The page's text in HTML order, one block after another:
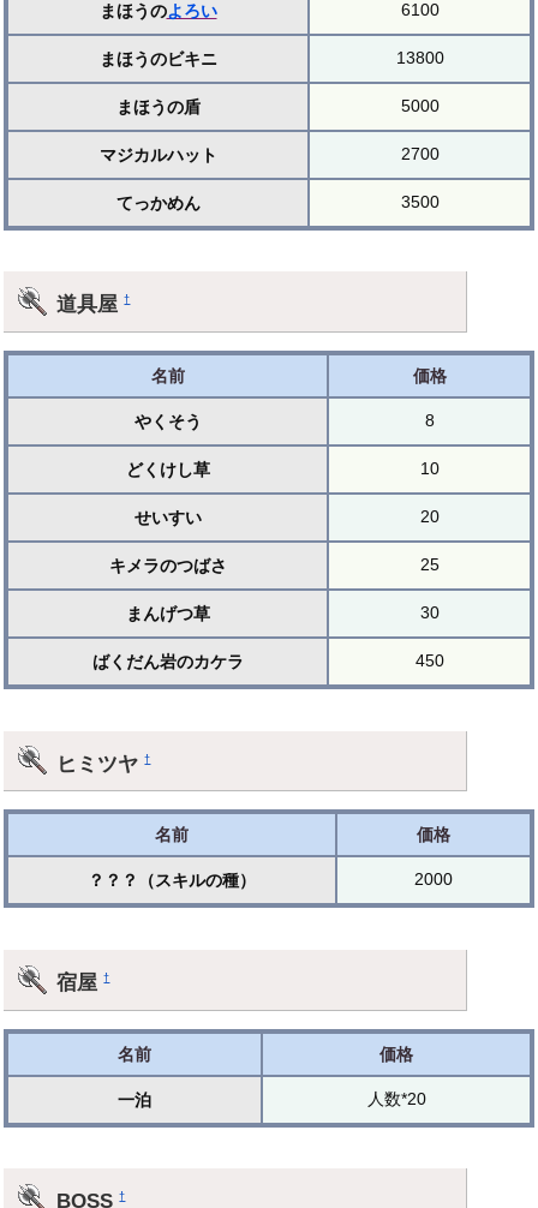
まほうのよろい 6100
まほうのビキニ 13800
まほうの盾 5000
マジカルハット 2700
てっかめん 3500
道具屋†
名前 価格
やくそう 8
どくけし草 10
せいすい 20
キメラのつばさ 25
まんげつ草 30
ばくだん岩のカケラ 450
ヒミツヤ†
名前 価格
？？？（スキルの種） 2000
宿屋†
名前 価格
一泊 人数*20
BOSS†